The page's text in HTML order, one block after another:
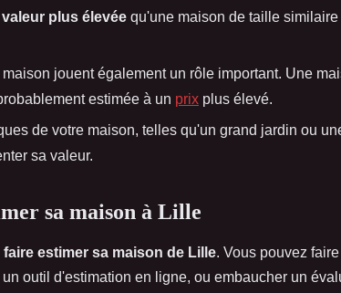
valeur plus élevée qu'une maison de taille
jouent également un rôle important. Une
estimée à un prix plus élevé.
de votre maison, telles qu'un grand jardin ou
sa valeur.
sa maison à Lille
faire estimer sa maison de Lille. Vous pouvez
outil d'estimation en ligne, ou embaucher un